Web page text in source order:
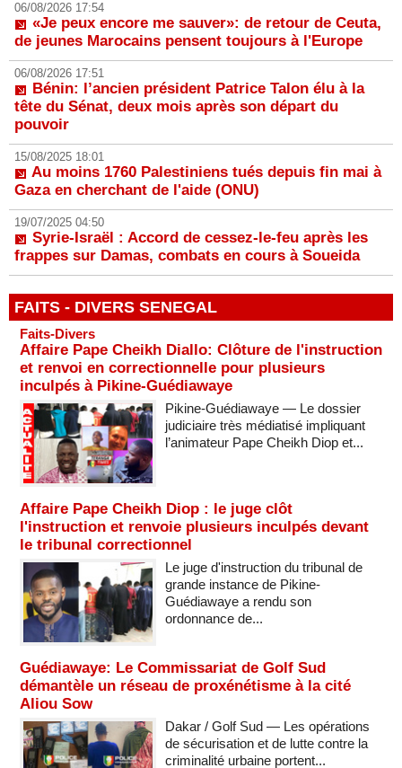
06/08/2026 17:54
«Je peux encore me sauver»: de retour de Ceuta,
de jeunes Marocains pensent toujours à l'Europe
06/08/2026 17:51
Bénin: l’ancien président Patrice Talon élu à la
tête du Sénat, deux mois après son départ du
pouvoir
15/08/2025 18:01
Au moins 1760 Palestiniens tués depuis fin mai à
Gaza en cherchant de l'aide (ONU)
19/07/2025 04:50
Syrie-Israël : Accord de cessez-le-feu après les
frappes sur Damas, combats en cours à Soueida
FAITS - DIVERS SENEGAL
Faits-Divers
Affaire Pape Cheikh Diallo: Clôture de l'instruction
et renvoi en correctionnelle pour plusieurs
inculpés à Pikine-Guédiawaye
Pikine-Guédiawaye — Le dossier
judiciaire très médiatisé impliquant
l’animateur Pape Cheikh Diop et...
Affaire Pape Cheikh Diop : le juge clôt
l'instruction et renvoie plusieurs inculpés devant
le tribunal correctionnel
Le juge d'instruction du tribunal de
grande instance de Pikine-
Guédiawaye a rendu son
ordonnance de...
Guédiawaye: Le Commissariat de Golf Sud
démantèle un réseau de proxénétisme à la cité
Aliou Sow
Dakar / Golf Sud — Les opérations
de sécurisation et de lutte contre la
criminalité urbaine portent...